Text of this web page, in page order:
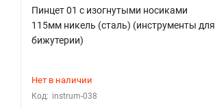
Пинцет 01 с изогнутыми носиками
115мм никель (сталь) (инструменты для
бижутерии)
Нет в наличии
Код: instrum-038